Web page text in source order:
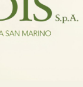
di Marcinelle
collettiva